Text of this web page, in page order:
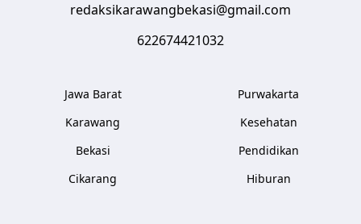
redaksikarawangbekasi@gmail.com
622674421032
Jawa Barat
Karawang
Bekasi
Cikarang
Purwakarta
Kesehatan
Pendidikan
Hiburan